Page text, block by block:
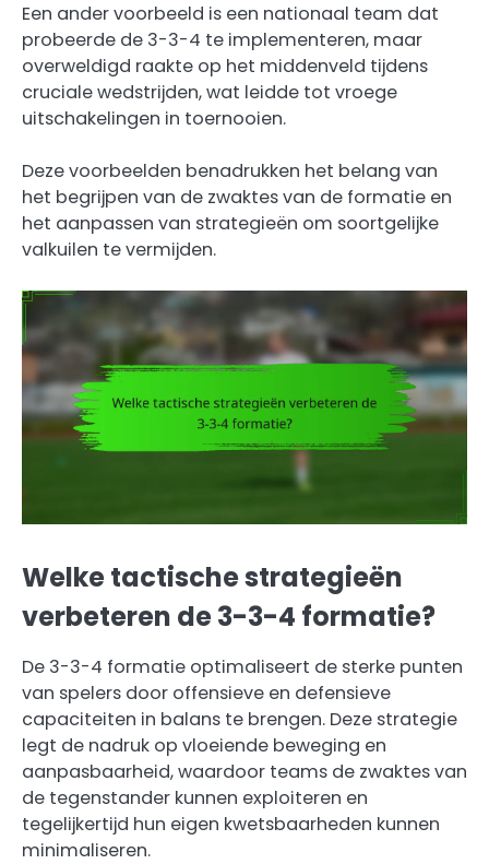
Een ander voorbeeld is een nationaal team dat
probeerde de 3-3-4 te implementeren, maar
overweldigd raakte op het middenveld tijdens
cruciale wedstrijden, wat leidde tot vroege
uitschakelingen in toernooien.
Deze voorbeelden benadrukken het belang van
het begrijpen van de zwaktes van de formatie en
het aanpassen van strategieën om soortgelijke
valkuilen te vermijden.
Welke tactische strategieën
verbeteren de 3-3-4 formatie?
De 3-3-4 formatie optimaliseert de sterke punten
van spelers door offensieve en defensieve
capaciteiten in balans te brengen. Deze strategie
legt de nadruk op vloeiende beweging en
aanpasbaarheid, waardoor teams de zwaktes van
de tegenstander kunnen exploiteren en
tegelijkertijd hun eigen kwetsbaarheden kunnen
minimaliseren.